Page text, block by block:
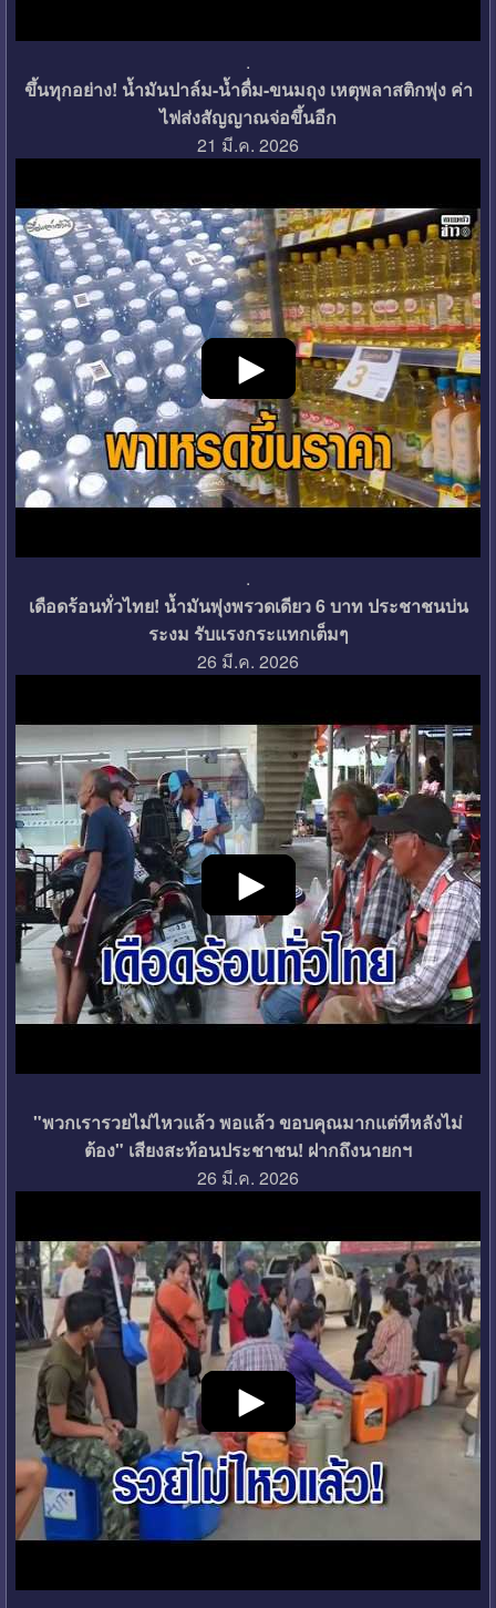
.
ขึ้นทุกอย่าง! น้ำมันปาล์ม-น้ำดื่ม-ขนมถุง เหตุพลาสติกพุ่ง ค่า
ไฟส่งสัญญาณจ่อขึ้นอีก
21 มี.ค. 2026
.
เดือดร้อนทั่วไทย! น้ำมันพุ่งพรวดเดียว 6 บาท ประชาชนบ่น
ระงม รับแรงกระแทกเต็มๆ
26 มี.ค. 2026
"พวกเรารวยไม่ไหวแล้ว พอแล้ว ขอบคุณมากแต่ทีหลังไม่
ต้อง" เสียงสะท้อนประชาชน! ฝากถึงนายกฯ
26 มี.ค. 2026